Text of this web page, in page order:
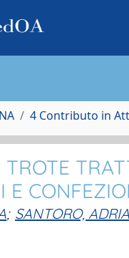
4 Contributo in
TROTE
E
; SANTORO,